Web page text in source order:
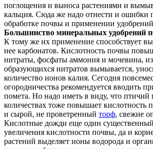
поглощения и выноса растениями и
кальция. Сюда же надо отнести и ошибки
обработке почвы и применении
Большинство минеральных удобрений
К тому же их применение способствует
нее карбонатов. Кислотность почвы
нитраты, фосфаты аммония и мочевина,
образующихся нитратов вымывается,
количество ионов калия. Сегодня
огородничества рекомендуется вводить
помета. Но надо иметь в виду, что
количествах тоже повышает кислотность
и сырой, не проветренный торф, свежие
Кислотные дожди еще один
увеличения кислотности почвы, да и
растений выделяет ионы водорода и